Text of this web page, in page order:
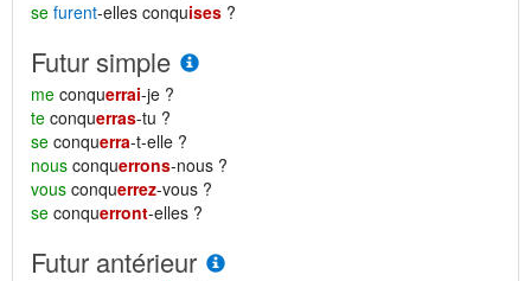
se furent-elles conquises ?
Futur simple
me conquerrai-je ?
te conquerras-tu ?
se conquerra-t-elle ?
nous conquerrons-nous ?
vous conquerrez-vous ?
se conquerront-elles ?
Futur antérieur